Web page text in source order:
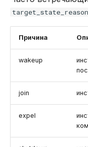
target_state_reason
Причина
wakeup
join
expel